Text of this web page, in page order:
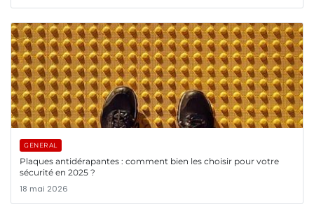
GENERAL
Plaques antidérapantes : comment bien les choisir pour votre
sécurité en 2025 ?
18 mai 2026